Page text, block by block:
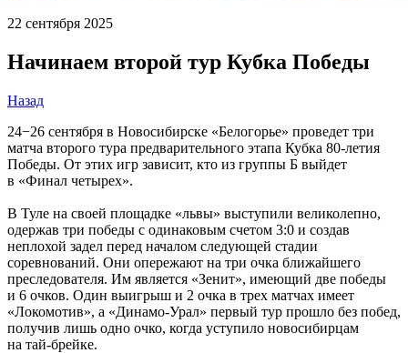
22 сентября 2025
Начинаем второй тур Кубка Победы
Назад
24−26 сентября в Новосибирске «Белогорье» проведет три
матча второго тура предварительного этапа Кубка 80-летия
Победы. От этих игр зависит, кто из группы Б выйдет
в «Финал четырех».
В Туле на своей площадке «львы» выступили великолепно,
одержав три победы с одинаковым счетом 3:0 и создав
неплохой задел перед началом следующей стадии
соревнований. Они опережают на три очка ближайшего
преследователя. Им является «Зенит», имеющий две победы
и 6 очков. Один выигрыш и 2 очка в трех матчах имеет
«Локомотив», а «Динамо-Урал» первый тур прошло без побед,
получив лишь одно очко, когда уступило новосибирцам
на тай-брейке.